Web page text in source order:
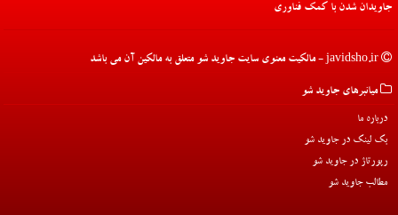
جاویدان شدن با کمک فناوری
میانبرهای جاوید شو
درباره ما
بک لینک در جاوید شو
رپورتاژ در جاوید شو
مطالب جاوید شو